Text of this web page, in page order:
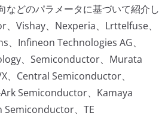
どのパラメータに基づいて紹介し
Vishay、Nexperia、Lrttelfuse、
Infineon Technologies AG、
、Semiconductor、Murata
Central Semiconductor、
Semiconductor、Kamaya
Semiconductor、TE